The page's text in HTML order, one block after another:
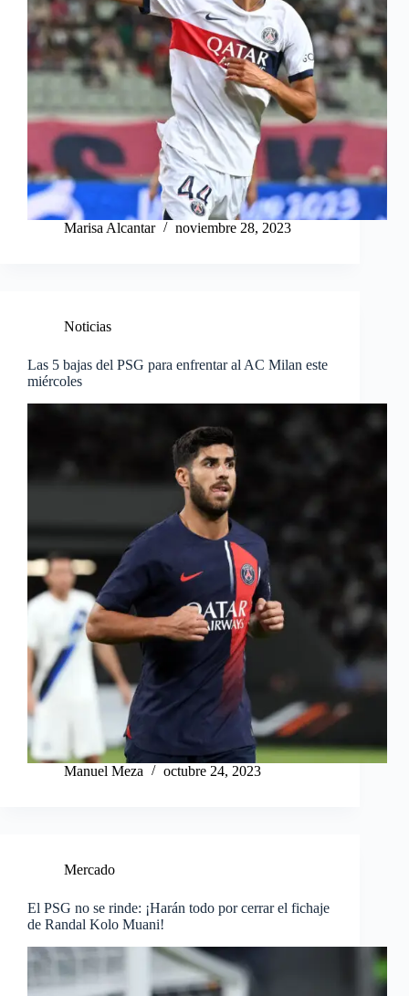
Marisa Alcantar noviembre 28, 2023
Noticias
Las 5 bajas del PSG para enfrentar al AC Milan este
miércoles
Manuel Meza octubre 24, 2023
Mercado
El PSG no se rinde: ¡Harán todo por cerrar el fichaje
de Randal Kolo Muani!